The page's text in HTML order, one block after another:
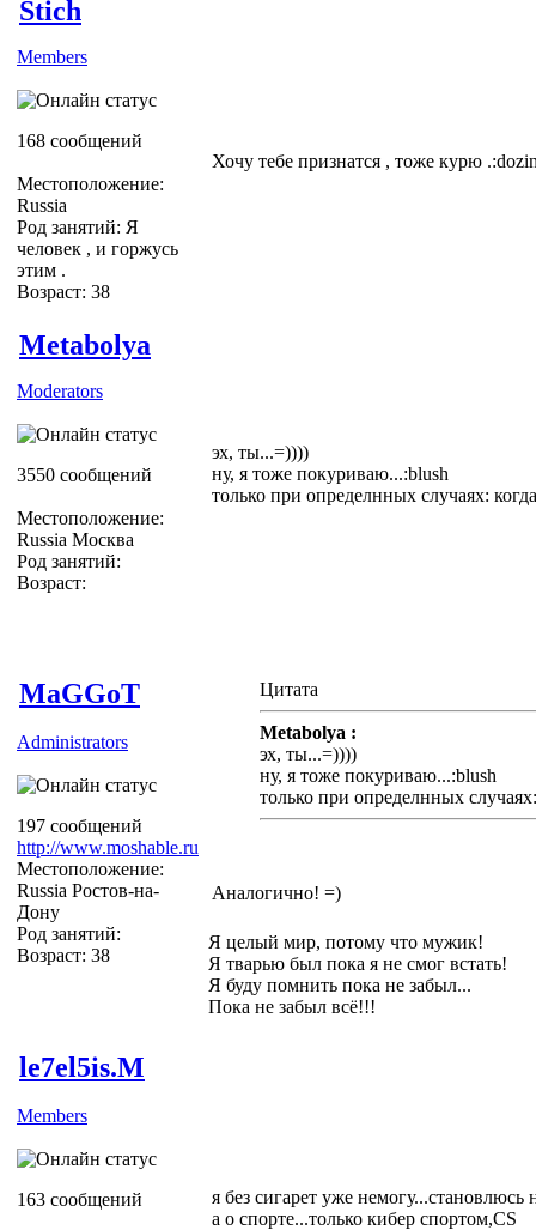
Stich
Members
168 сообщений
Местоположение:
Russia
Род занятий: Я
человек , и горжусь
этим .
Возраст: 38
Хочу тебе признатся , тоже курю
Metabolya
Moderators
3550 сообщений
Местоположение:
Russia Москва
Род занятий:
Возраст:
эх, ты...=))))
ну, я тоже покуриваю...:blush
только при определнных случаях:
MaGGoT
Administrators
197 сообщений
http://www.moshable.ru
Местоположение:
Russia Ростов-на-
Дону
Род занятий:
Возраст: 38
Цитата
Metabolya :
эх, ты...=))))
ну, я тоже покуриваю...:blush
только при определнных
Аналогично! =)
Я целый мир, потому что мужик!
Я тварью был пока я не смог встать!
Я буду помнить пока не забыл...
Пока не забыл всё!!!
le7el5is.M
Members
163 сообщений
я без сигарет уже
а о спорте...только кибер спортом,CS